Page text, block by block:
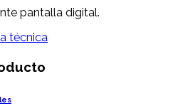
pantalla digital.
técnica